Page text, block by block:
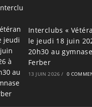
Interclubs «
le jeudi 18 juin
20h30 au
Ferber
13 JUIN 2026 / 0